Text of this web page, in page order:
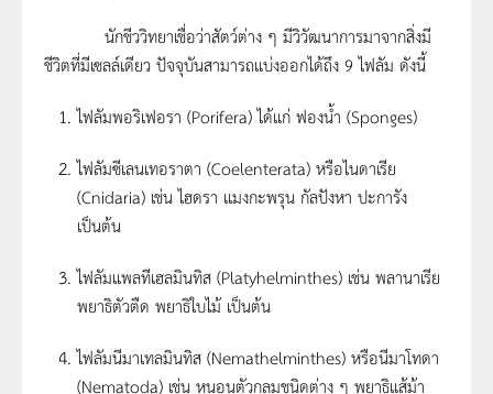
นักชีววิทยาเชื่อว่าสัตว์ต่าง ๆ มีวิวัฒนาการมาจากสิ่งมี
ชีวิตที่มีเซลล์เดียว ปัจจุบันสามารถแบ่งออกได้ถึง 9 ไฟลัม ดังนี้
ไฟลัมพอริเฟอรา (Porifera) ได้แก่ ฟองน้ำ (Sponges)
ไฟลัมซีเลนเทอราตา (Coelenterata) หรือไนดาเรีย
(Cnidaria) เช่น ไฮดรา แมงกะพรุน กัลปังหา ปะการัง
เป็นต้น
ไฟลัมแพลทีเฮลมินทิส (Platyhelminthes) เช่น พลานาเรีย
พยาธิตัวตืด พยาธิใบไม้ เป็นต้น
ไฟลัมนีมาเทลมินทิส (Nemathelminthes) หรือนีมาโทดา
(Nematoda) เช่น หนอนตัวกลมชนิดต่าง ๆ พยาธิแส้ม้า